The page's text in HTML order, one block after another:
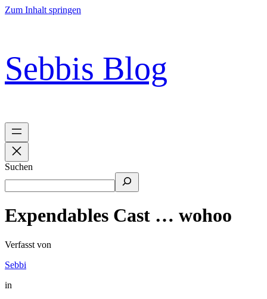
Zum Inhalt springen
Sebbis Blog
Suchen
Expendables Cast … wohoo
Verfasst von
Sebbi
in